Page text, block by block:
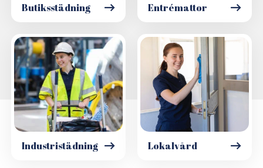
Butiksstädning Entrémattor
Industristädning Lokalvård